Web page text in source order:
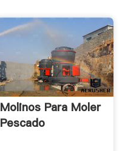
Molinos Para Moler
Pescado